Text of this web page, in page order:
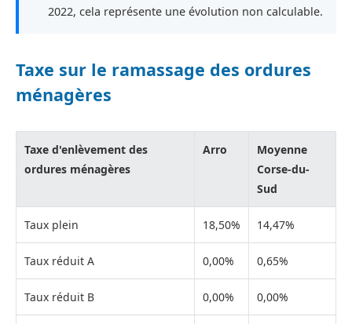
2022, cela représente une évolution non calculable.
Taxe sur le ramassage des ordures
ménagères
Taxe d'enlèvement des
ordures ménagères
Arro
Moyenne
Corse-du-
Sud
Taux plein 18,50% 14,47%
Taux réduit A 0,00% 0,65%
Taux réduit B 0,00% 0,00%